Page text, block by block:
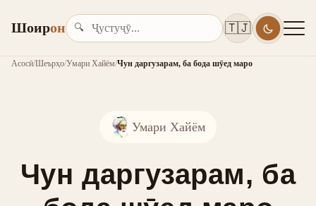
Шоирон 🔍 🇹🇯
Асосӣ/Шеърҳо/Умари Хайём/Чун даргузарам, ба бода шӯед маро
Умари Хайём
Чун даргузарам, ба